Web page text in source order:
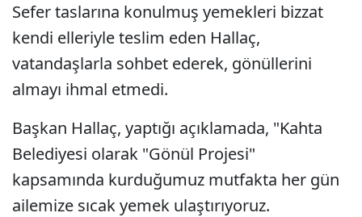
Sefer taslarına konulmuş yemekleri bizzat
kendi elleriyle teslim eden Hallaç,
vatandaşlarla sohbet ederek, gönüllerini
almayı ihmal etmedi.
Başkan Hallaç, yaptığı açıklamada, "Kahta
Belediyesi olarak "Gönül Projesi"
kapsamında kurduğumuz mutfakta her gün
ailemize sıcak yemek ulaştırıyoruz.